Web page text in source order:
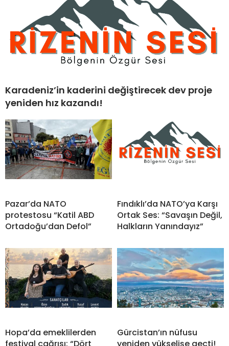
Karadeniz’in kaderini değiştirecek dev proje
yeniden hız kazandı!
Pazar’da NATO
protestosu “Katil ABD
Ortadoğu’dan Defol”
Fındıklı’da NATO’ya Karşı
Ortak Ses: “Savaşın Değil,
Halkların Yanındayız”
Hopa’da emeklilerden
festival çağrısı: “Dört
Gürcistan’ın nüfusu
yeniden yükselişe geçti!